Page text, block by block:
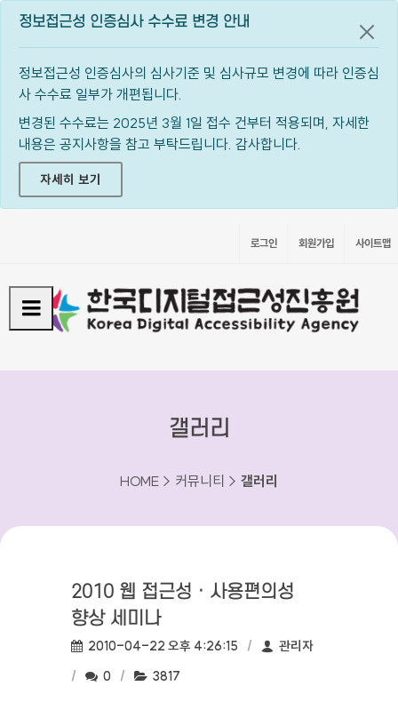
정보접근성 인증심사 수수료 변경 안내
정보접근성 인증심사의 심사기준 및 심사규모 변경에 따라 인증심
사 수수료 일부가 개편됩니다.
변경된 수수료는 2025년 3월 1일 접수 건부터 적용되며, 자세한
내용은 공지사항을 참고 부탁드립니다. 감사합니다.
자세히 보기
공지
로그인 회원가입 사이트맵
갤러리
HOME > 커뮤니티 > 갤러리
2010 웹 접근성 · 사용편의성
향상 세미나
작성일:
2010-04-22 오후 4:26:15 작성자:
관리자
댓글수:
0 조회수:
3817